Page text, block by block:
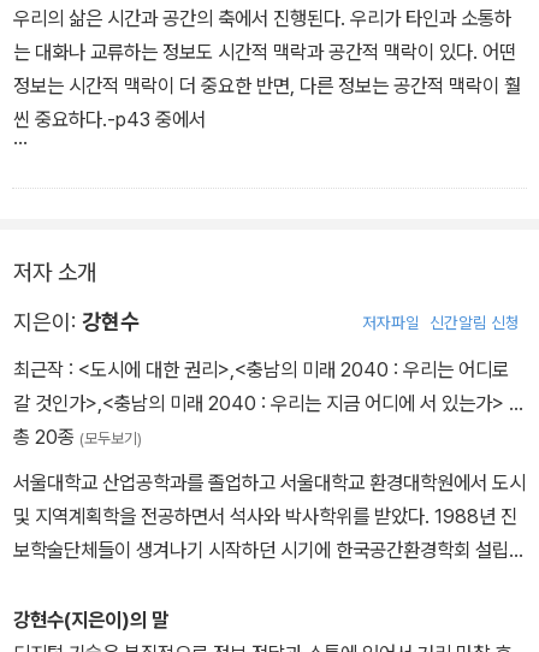
우리의 삶은 시간과 공간의 축에서 진행된다. 우리가 타인과 소통하
는 대화나 교류하는 정보도 시간적 맥락과 공간적 맥락이 있다. 어떤
정보는 시간적 맥락이 더 중요한 반면, 다른 정보는 공간적 맥락이 훨
씬 중요하다.-p43 중에서
디지털 기술의 발달이 앞서 언급한 일부 학자들의 주장처럼 반드시
저자 소개
지은이: 강현수 저자파일 신간알림 신청
최근작 : <도시에 대한 권리>,<충남의 미래 2040 : 우리는 어디로
갈 것인가>,<충남의 미래 2040 : 우리는 지금 어디에 서 있는가> …
총 20종 (모두보기)
서울대학교 산업공학과를 졸업하고 서울대학교 환경대학원에서 도시
및 지역계획학을 전공하면서 석사와 박사학위를 받았다. 1988년 진
보학술단체들이 생겨나기 시작하던 시기에 한국공간환경학회 설립에
교에서 1년간 학위 후(Post Doc.) 과정 및 방문교수, 미국 MIT에서
강현수(지은이)의 말